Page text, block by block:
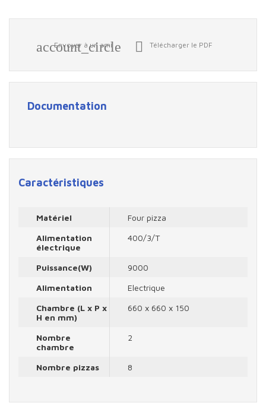
account_circle
Envoyer à un ami  Télécharger le PDF
Documentation
Caractéristiques
Matériel
Four pizza
Alimentation
électrique
400/3/T
Puissance(W)
9000
Alimentation
Electrique
Chambre (L x P x
H en mm)
660 x 660 x 150
Nombre
chambre
2
Nombre pizzas 8